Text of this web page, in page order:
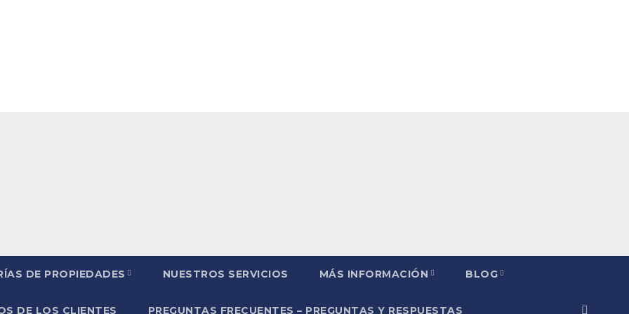
DE PROPIEDADES NUESTROS SERVICIOS MÁS INFORMACIÓN BLOG
DE LOS CLIENTES PREGUNTAS FRECUENTES – PREGUNTAS Y RESPUESTAS